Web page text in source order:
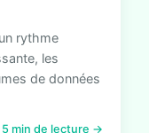
rythme
les
de données
5 min de lecture →